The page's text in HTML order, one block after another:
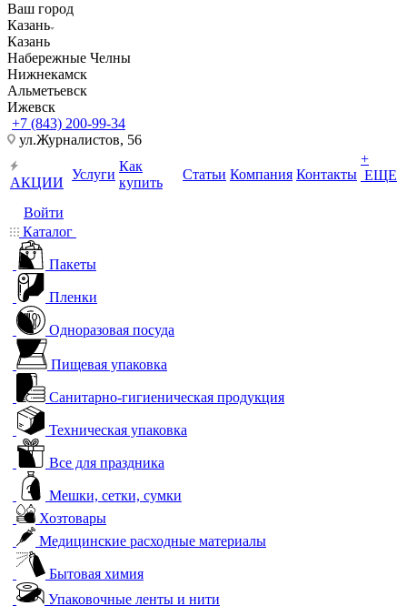
Ваш город
Казань
Казань
Набережные Челны
Нижнекамск
Альметьевск
Ижевск
+7 (843) 200-99-34
ул.Журналистов, 56
АКЦИИ
Услуги
Как
купить
Статьи Компания Контакты
+
ЕЩЕ
Войти
Каталог
Пакеты
Пленки
Одноразовая посуда
Пищевая упаковка
Санитарно-гигиеническая продукция
Техническая упаковка
Все для праздника
Мешки, сетки, сумки
Хозтовары
Медицинские расходные материалы
Бытовая химия
Упаковочные ленты и нити